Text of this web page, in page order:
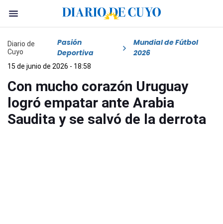
Diario de
Cuyo
Pasión
Deportiva
Mundial de Fútbol
2026
15 de junio de 2026 - 18:58
Con mucho corazón Uruguay
logró empatar ante Arabia
Saudita y se salvó de la derrota